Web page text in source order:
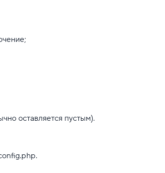
оставляется пустым).